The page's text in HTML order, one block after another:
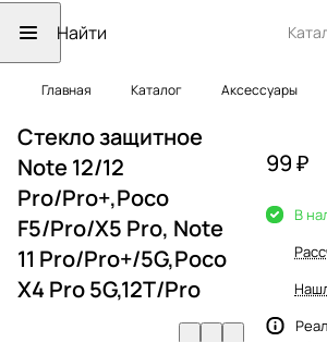
Главная Каталог Аксессуары
Стекло защитное
Note 12/12
Pro/Pro+,Poco
F5/Pro/X5 Pro, Note
11 Pro/Pro+/5G,Poco
X4 Pro 5G,12T/Pro
99 ₽
В